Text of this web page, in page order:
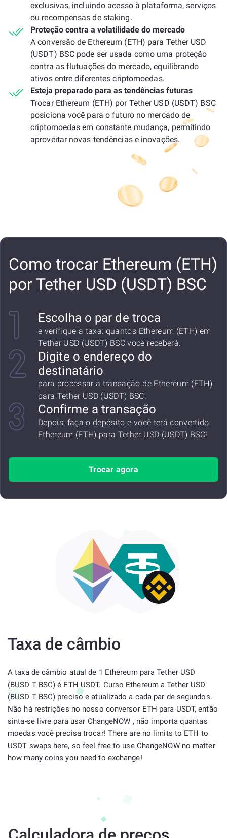
exclusivas, incluindo acesso à plataforma, serviços
ou recompensas de staking.
Proteção contra a volatilidade do mercado
A conversão de Ethereum (ETH) para Tether USD
(USDT) BSC pode ser usada como uma proteção
contra as flutuações do mercado, equilibrando
ativos entre diferentes criptomoedas.
Esteja preparado para as tendências futuras
Trocar Ethereum (ETH) por Tether USD (USDT) BSC
posiciona você para o futuro no mercado de
criptomoedas em constante mudança, permitindo
aproveitar novas tendências e inovações.
Como trocar Ethereum (ETH)
por Tether USD (USDT) BSC
Escolha o par de troca
e verifique a taxa: quantos Ethereum (ETH) em
Tether USD (USDT) BSC você receberá.
Digite o endereço do
destinatário
para processar a transação de Ethereum (ETH)
para Tether USD (USDT) BSC.
Confirme a transação
Depois, faça o depósito e você terá convertido
Ethereum (ETH) para Tether USD (USDT) BSC!
Trocar agora
Taxa de câmbio
A taxa de câmbio atual de 1 Ethereum para Tether USD
(BUSD-T BSC) é ETH USDT. Curso Ethereum a Tether USD
(BUSD-T BSC) preciso e atualizado a cada par de segundos.
Não há restrições no nosso conversor ETH para USDT, então
sinta-se livre para usar ChangeNOW , não importa quantas
moedas você precisa trocar! There are no limits to ETH to
USDT swaps here, so feel free to use ChangeNOW no matter
how many coins you need to exchange!